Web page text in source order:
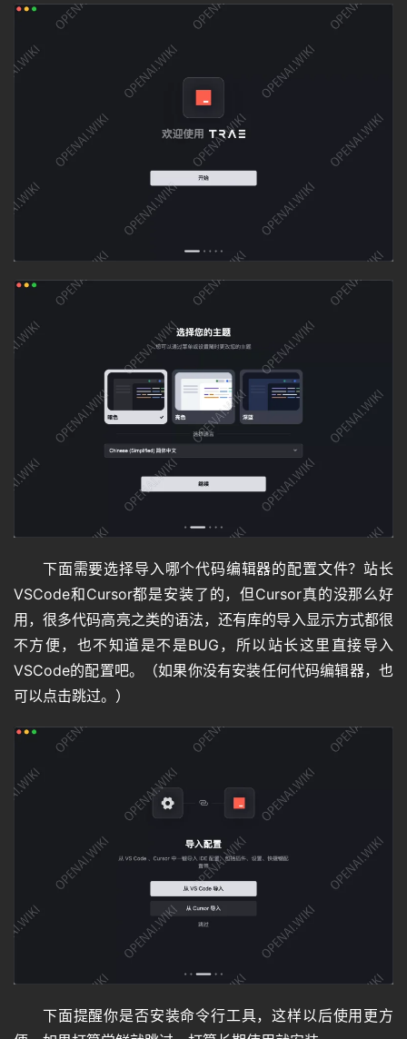
下面需要选择导入哪个代码编辑器的配置文件？站长
VSCode和Cursor都是安装了的，但Cursor真的没那么好
用，很多代码高亮之类的语法，还有库的导入显示方式都很
不方便，也不知道是不是BUG，所以站长这里直接导入
VSCode的配置吧。（如果你没有安装任何代码编辑器，也
可以点击跳过。）
下面提醒你是否安装命令行工具，这样以后使用更方